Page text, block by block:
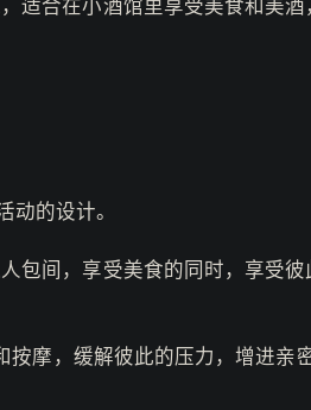
的设计。
包间，享受美食的同时，享受彼
按摩，缓解彼此的压力，增进亲